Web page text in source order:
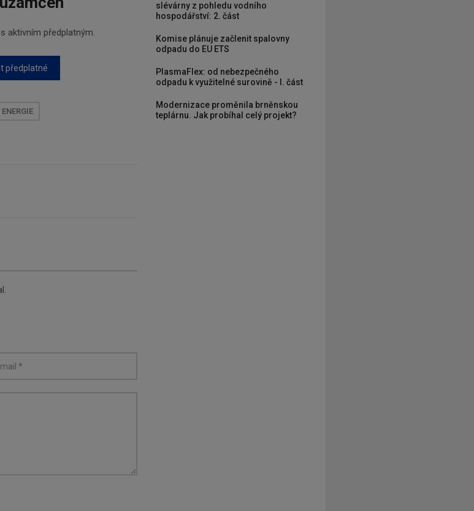
aktivním předplatným.
předplatné
slévárny z pohledu vodního
hospodářství: 2. část
Komise plánuje začlenit spalovny
odpadu do EU ETS
PlasmaFlex: od nebezpečného
odpadu k využitelné surovině - I. část
Modernizace proměnila brněnskou
teplárnu. Jak probíhal celý projekt?